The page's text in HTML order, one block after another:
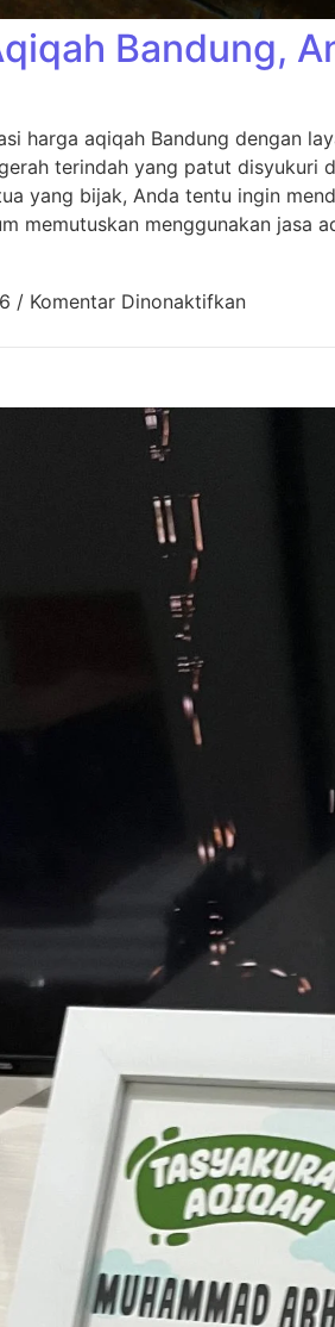
Bandung,
harga aqiqah Bandung dengan
terindah yang patut disyukuri
yang bijak, Anda tentu ingin
memutuskan menggunakan jasa
/ Komentar Dinonaktifkanpada